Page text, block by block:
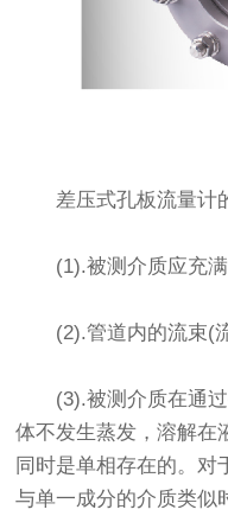
差压式孔板流量计
(1).被测介质应充满
(2).管道内的流束(流
(3).被测介质在通过
体不发生蒸发，溶解在
同时是单相存在的。
与单一成分的介质类似